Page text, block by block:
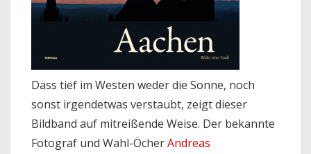
Dass tief im Westen weder die Sonne, noch
sonst irgendetwas verstaubt, zeigt dieser
Bildband auf mitreißende Weise. Der bekannte
Fotograf und Wahl-ÖcherAndreas